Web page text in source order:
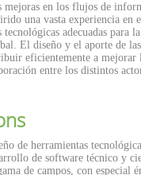
mejoras en los flujos de
una vasta experiencia en
adecuadas para
El diseño y el aporte de
eficientemente a mejorar
entre los distintos
de herramientas
de software técnico y
de campos, con especial